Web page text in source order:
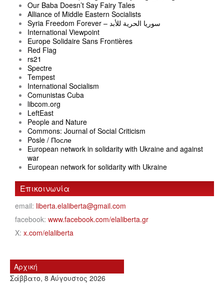
Our Baba Doesn’t Say Fairy Tales
Alliance of Middle Eastern Socialists
Syria Freedom Forever – سوريا الحرية للأبد
International Viewpoint
Europe Solidaire Sans Frontières
Red Flag
rs21
Spectre
Tempest
International Socialism
Comunistas Cuba
libcom.org
LeftEast
People and Nature
Commons: Journal of Social Criticism
Posle / После
European network in solidarity with Ukraine and against
war
European network for solidarity with Ukraine
Επικοινωνία
email: liberta.elaliberta@gmail.com
facebook: www.facebook.com/elaliberta.gr
X: x.com/elaliberta
Αρχική
Σάββατο, 8 Αύγουστος 2026